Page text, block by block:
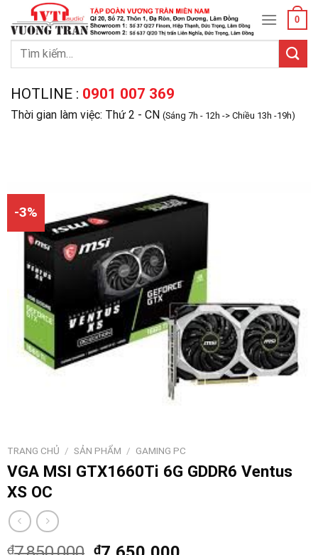
content
0
Tìm
HOTLINE : 0901 007 369
Thời gian làm việc: Thứ 2 - CN (Sáng 7h - 12h -> Chiều 13h -19h)
-3%
TRANG CHỦ / SẢN PHẨM / GAMING PC
VGA MSI GTX1660Ti 6G GDDR6 Ventus
XS OC
₫ ₫